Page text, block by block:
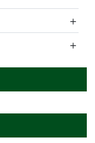
＋
＋